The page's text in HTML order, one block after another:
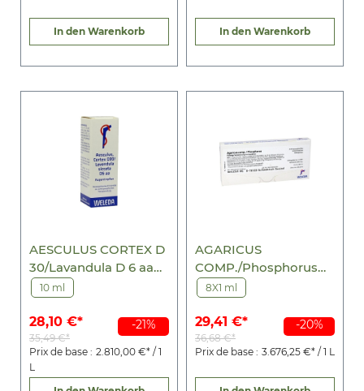
In den Warenkorb In den Warenkorb
-21%
AESCULUS CORTEX D
30/Lavandula D 6 aa
Augentropfen
10 ml
28,10 €*
35,49 €*
Prix de base : 2.810,00 €* / 1
L
-20%
AGARICUS
COMP./Phosphorus
Ampullen
8X1 ml
29,41 €*
36,68 €*
Prix de base : 3.676,25 €* / 1 L